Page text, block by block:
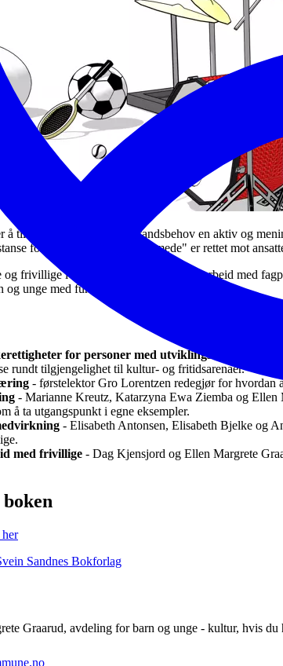
å tilby innbyggere med bistandsbehov en aktiv og
for voksne utviklingshemmede" er rettet mot
og frivillige i Lillestrøm kommune i samarbeid med
unge med funksjonsnedsettelser.
for personer med utviklingshemming
-
rundt tilgjengelighet til kultur- og fritidsarenaer.
- førstelektor Gro Lorentzen redegjør for hvordan
- Marianne Kreutz, Katarzyna Ewa Ziemba og Ellen
å ta utgangspunkt i egne eksempler.
- Elisabeth Antonsen, Elisabeth Bjelke og
med frivillige - Dag Kjensjord og Ellen Margrete
Sandnes Bokforlag
Graarud, avdeling for barn og unge - kultur, hvis du